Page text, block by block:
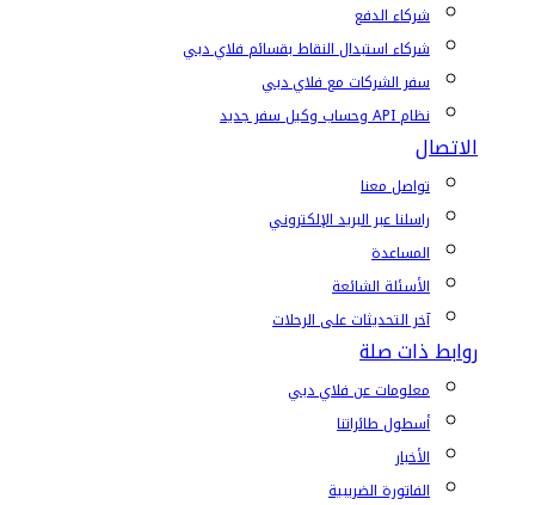
شركاء الدفع
شركاء استبدال النقاط بقسائم فلاي دبي
سفر الشركات مع فلاي دبي
نظام API وحساب وكيل سفر جديد
الاتصال
تواصل معنا
راسلنا عبر البريد الإلكتروني
المساعدة
الأسئلة الشائعة
آخر التحديثات على الرحلات
روابط ذات صلة
معلومات عن فلاي دبي
أسطول طائراتنا
الأخبار
الفاتورة الضريبية